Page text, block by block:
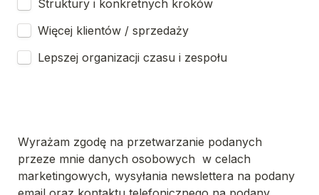
Struktury i konkretnych kroków
Więcej klientów / sprzedaży
Lepszej organizacji czasu i zespołu
Wyrażam zgodę na przetwarzanie podanych
przeze mnie danych osobowych  w celach
marketingowych, wysyłania newslettera na podany